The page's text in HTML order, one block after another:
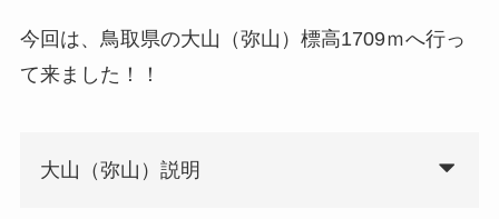
今回は、鳥取県の大山（弥山）標高1709ｍへ行っ
て来ました！！
大山（弥山）説明